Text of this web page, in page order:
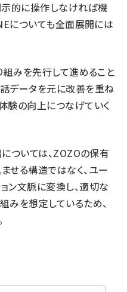
示的に操作しなければ機
についても全面展開には
組みを先行して進めること
データを元に改善を重ね
験の向上につなげていく
ついては、ZOZOの保有
せる構造ではなく、ユー
ン文脈に変換し、適切な
みを想定しているため、